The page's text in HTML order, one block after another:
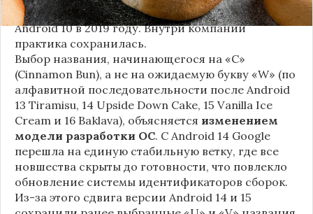
использовать эти именас момента выхода
Android 10 в 2019 году. Внутри компании
практика сохранилась.
Выбор названия, начинающегося на «C»
(Cinnamon Bun), а не на ожидаемую букву «W» (по
алфавитной последовательности после Android
13 Tiramisu, 14 Upside Down Cake, 15 Vanilla Ice
Cream и 16 Baklava), объясняется изменением
модели разработки ОС. С Android 14 Google
перешла на единую стабильную ветку, где все
новшества скрыты до готовности, что повлекло
обновление системы идентификаторов сборок.
Из-за этого сдвига версии Android 14 и 15